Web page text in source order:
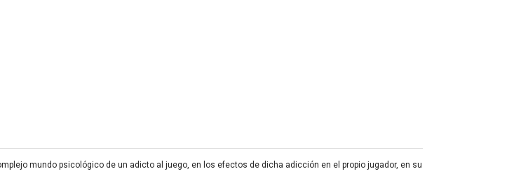
mundo psicológico de un adicto al juego, en los efectos de dicha adicción en el propio jugador, en su